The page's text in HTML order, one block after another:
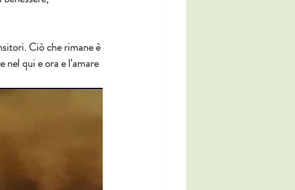
Ciò che rimane è
nel qui e ora e l'amare